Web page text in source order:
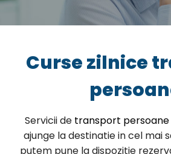
Curse zilnice
Servicii de transport persoane
ajunge la destinatie in cel mai
putem pune la dispozitie